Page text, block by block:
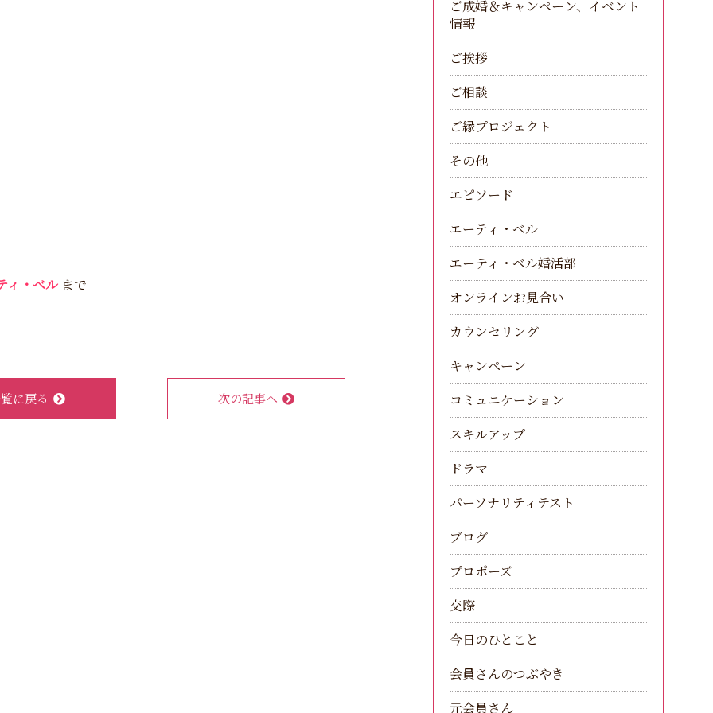
ィ・ベル まで
に戻る 次の記事へ
ご成婚＆キャンペーン、イベント
情報
ご挨拶
ご相談
ご縁プロジェクト
その他
エピソード
エーティ・ベル
エーティ・ベル婚活部
オンラインお見合い
カウンセリング
キャンペーン
コミュニケーション
スキルアップ
ドラマ
パーソナリティテスト
ブログ
プロポーズ
交際
今日のひとこと
会員さんのつぶやき
元会員さん